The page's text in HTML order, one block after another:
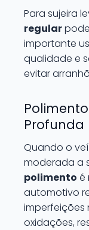
Para sujeira
regular
importante
qualidade e
evitar
Profunda
Quando o
moderada a
polimento é
automotivo
imperfeições
oxidações,